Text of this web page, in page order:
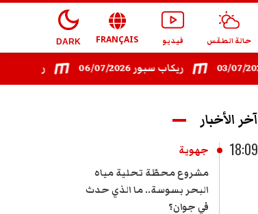
حالة الطقس فيديو FRANÇAIS
DARK
ريكاب سبور - 08/07/2026 ريكاب سبور 06/07/2026
آخر الأخبار
18:09
جهوية
مشروع محطّة تحلية مياه
البحر بسوسة.. ما الذي حدث
في جوان؟